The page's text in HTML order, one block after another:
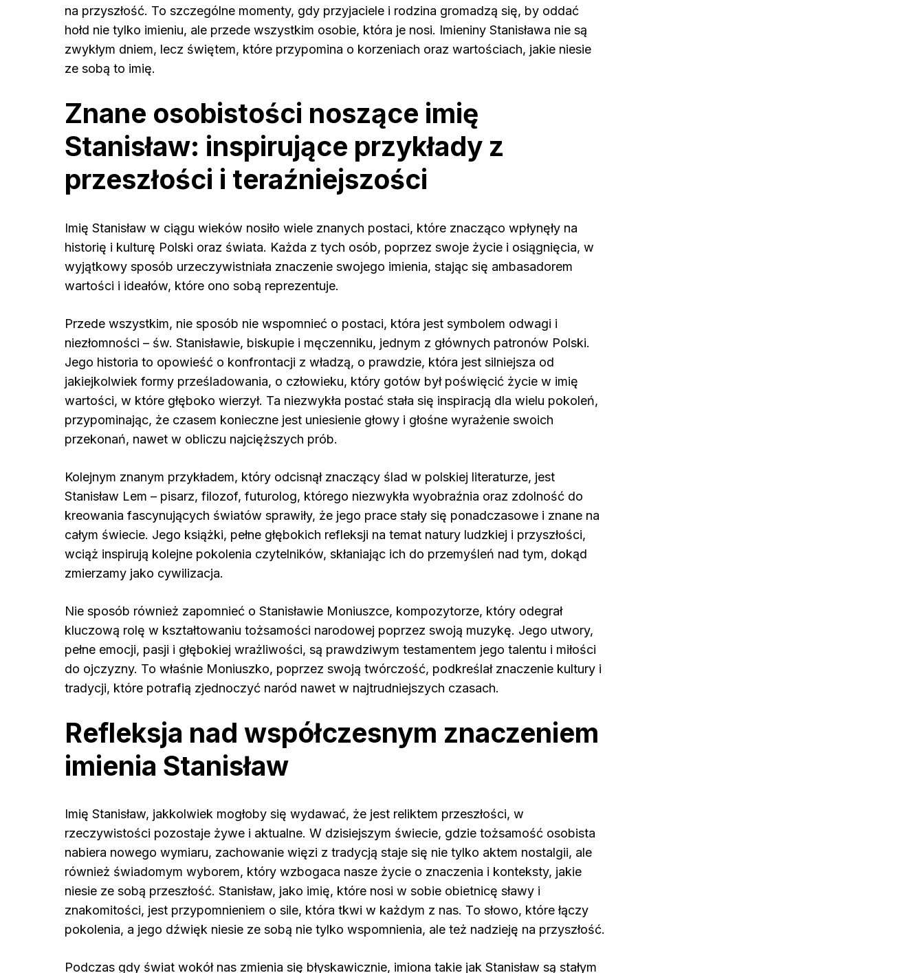
na przyszłość. To szczególne momenty, gdy przyjaciele i rodzina gromadzą się, by oddać
hołd nie tylko imieniu, ale przede wszystkim osobie, która je nosi. Imieniny Stanisława nie są
zwykłym dniem, lecz świętem, które przypomina o korzeniach oraz wartościach, jakie niesie
ze sobą to imię.
Znane osobistości noszące imię
Stanisław: inspirujące przykłady z
przeszłości i teraźniejszości
Imię Stanisław w ciągu wieków nosiło wiele znanych postaci, które znacząco wpłynęły na
historię i kulturę Polski oraz świata. Każda z tych osób, poprzez swoje życie i osiągnięcia, w
wyjątkowy sposób urzeczywistniała znaczenie swojego imienia, stając się ambasadorem
wartości i ideałów, które ono sobą reprezentuje.
Przede wszystkim, nie sposób nie wspomnieć o postaci, która jest symbolem odwagi i
niezłomności – św. Stanisławie, biskupie i męczenniku, jednym z głównych patronów Polski.
Jego historia to opowieść o konfrontacji z władzą, o prawdzie, która jest silniejsza od
jakiejkolwiek formy prześladowania, o człowieku, który gotów był poświęcić życie w imię
wartości, w które głęboko wierzył. Ta niezwykła postać stała się inspiracją dla wielu pokoleń,
przypominając, że czasem konieczne jest uniesienie głowy i głośne wyrażenie swoich
przekonań, nawet w obliczu najcięższych prób.
Kolejnym znanym przykładem, który odcisnął znaczący ślad w polskiej literaturze, jest
Stanisław Lem – pisarz, filozof, futurolog, którego niezwykła wyobraźnia oraz zdolność do
kreowania fascynujących światów sprawiły, że jego prace stały się ponadczasowe i znane na
całym świecie. Jego książki, pełne głębokich refleksji na temat natury ludzkiej i przyszłości,
wciąż inspirują kolejne pokolenia czytelników, skłaniając ich do przemyśleń nad tym, dokąd
zmierzamy jako cywilizacja.
Nie sposób również zapomnieć o Stanisławie Moniuszce, kompozytorze, który odegrał
kluczową rolę w kształtowaniu tożsamości narodowej poprzez swoją muzykę. Jego utwory,
pełne emocji, pasji i głębokiej wrażliwości, są prawdziwym testamentem jego talentu i miłości
do ojczyzny. To właśnie Moniuszko, poprzez swoją twórczość, podkreślał znaczenie kultury i
tradycji, które potrafią zjednoczyć naród nawet w najtrudniejszych czasach.
Refleksja nad współczesnym znaczeniem
imienia Stanisław
Imię Stanisław, jakkolwiek mogłoby się wydawać, że jest reliktem przeszłości, w
rzeczywistości pozostaje żywe i aktualne. W dzisiejszym świecie, gdzie tożsamość osobista
nabiera nowego wymiaru, zachowanie więzi z tradycją staje się nie tylko aktem nostalgii, ale
również świadomym wyborem, który wzbogaca nasze życie o znaczenia i konteksty, jakie
niesie ze sobą przeszłość. Stanisław, jako imię, które nosi w sobie obietnicę sławy i
znakomitości, jest przypomnieniem o sile, która tkwi w każdym z nas. To słowo, które łączy
pokolenia, a jego dźwięk niesie ze sobą nie tylko wspomnienia, ale też nadzieję na przyszłość.
Podczas gdy świat wokół nas zmienia się błyskawicznie, imiona takie jak Stanisław są stałym